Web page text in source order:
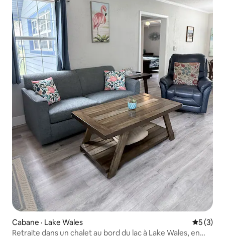
Cabane · Lake Wales Note
5 (3)
Retraite dans un chalet au bord du lac à Lake Wales, en